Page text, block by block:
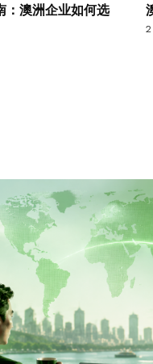
：澳洲企业如何选